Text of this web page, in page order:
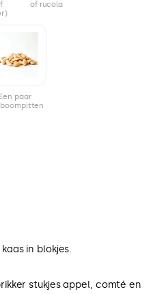
of rucola
Een paar
in blokjes.
stukjes appel, comté en